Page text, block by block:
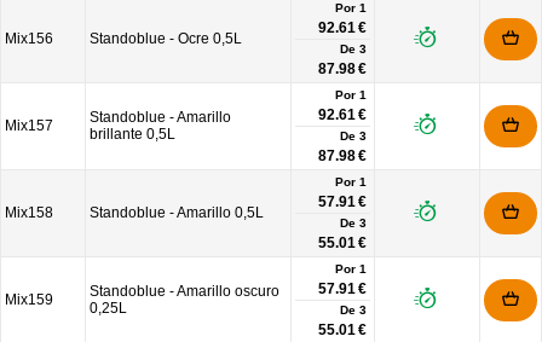
Mix156 Standoblue - Ocre 0,5L
Por 1
92.61 €
De 3
87.98 €
Mix157
Standoblue - Amarillo
brillante 0,5L
Por 1
92.61 €
De 3
87.98 €
Mix158 Standoblue - Amarillo 0,5L
Por 1
57.91 €
De 3
55.01 €
Mix159
Standoblue - Amarillo oscuro
0,25L
Por 1
57.91 €
De 3
55.01 €